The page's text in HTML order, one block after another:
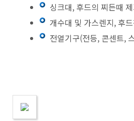
싱크대, 후드의 찌든때
개수대 및 가스렌지, 후
전열기구(전등, 콘센트,